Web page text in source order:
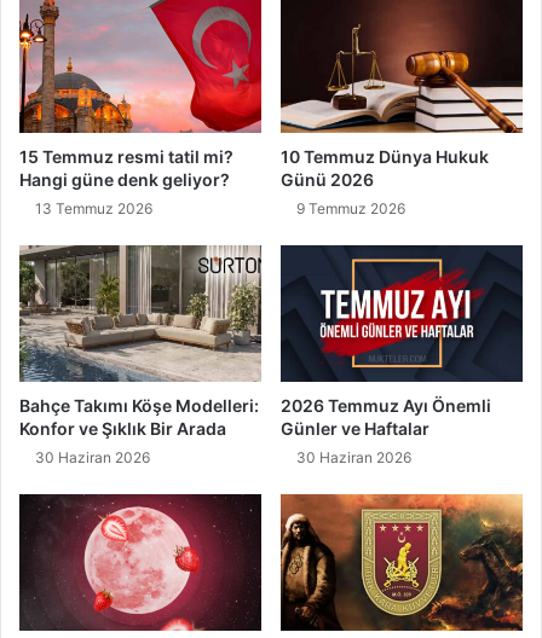
b
e
s
i
2
M
a
t
2
0
2
1
'
d
a
n
T
r
a
i
h
N
a
m
a
z
ı
ı
15 Temmuz resmi tatil mi?
Hangi güne denk geliyor?
13 Temmuz 2026
10 Temmuz Dünya Hukuk
Günü 2026
9 Temmuz 2026
Bahçe Takımı Köşe Modelleri:
Konfor ve Şıklık Bir Arada
30 Haziran 2026
2026 Temmuz Ayı Önemli
Günler ve Haftalar
30 Haziran 2026